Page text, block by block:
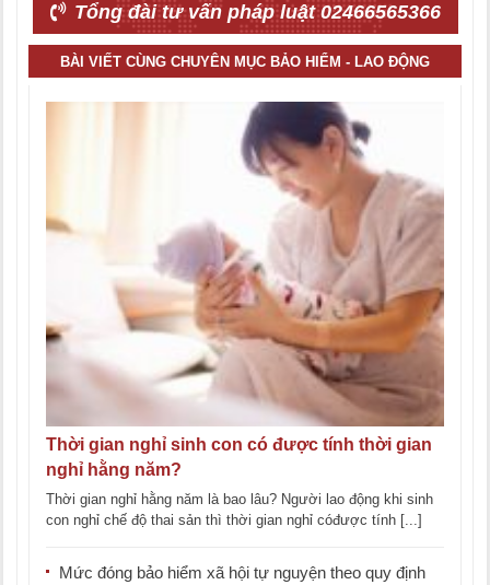
Tổng đài tư vấn pháp luật 02466565366
BÀI VIẾT CÙNG CHUYÊN MỤC BẢO HIỂM - LAO ĐỘNG
Thời gian nghỉ sinh con có được tính thời gian
nghỉ hằng năm?
Thời gian nghỉ hằng năm là bao lâu? Người lao động khi sinh
con nghỉ chế độ thai sản thì thời gian nghỉ cóđược tính [...]
Mức đóng bảo hiểm xã hội tự nguyện theo quy định